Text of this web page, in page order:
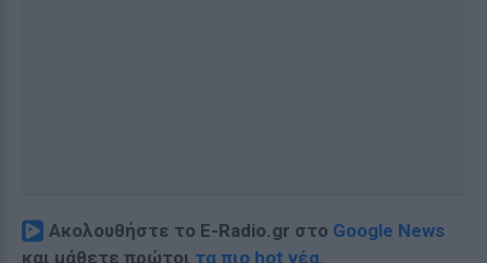
Ακολουθήστε το E-Radio.gr στο Google News
και μάθετε πρώτοι τα πιο hot νέα.